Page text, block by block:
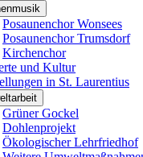
Posaunenchor Wonsees
Posaunenchor Trumsdorf
Kirchenchor
und Kultur
in St. Laurentius
Grüner Gockel
Dohlenprojekt
Ökologischer Lehrfriedhof